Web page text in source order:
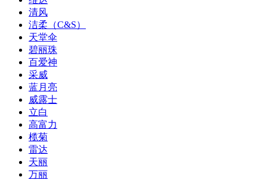
清风
洁柔（C&S）
天堂伞
碧丽珠
百爱神
采威
蓝月亮
威露士
立白
高富力
榄菊
雷达
天丽
万丽